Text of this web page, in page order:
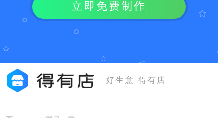
立即免费制作
好生意 得有店